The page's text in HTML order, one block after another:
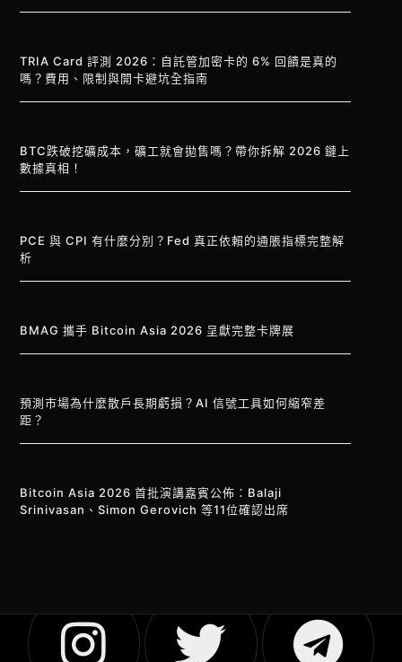
TRIA Card 評測 2026：自託管加密卡的 6% 回饋是真的
嗎？費用、限制與開卡避坑全指南
BTC跌破挖礦成本，礦工就會拋售嗎？帶你拆解 2026 鏈上
數據真相！
PCE 與 CPI 有什麼分別？Fed 真正依賴的通脹指標完整解
析
BMAG 攜手 Bitcoin Asia 2026 呈獻完整卡牌展
預測市場為什麼散戶長期虧損？AI 信號工具如何縮窄差
距？
Bitcoin Asia 2026 首批演講嘉賓公佈：Balaji
Srinivasan、Simon Gerovich 等11位確認出席